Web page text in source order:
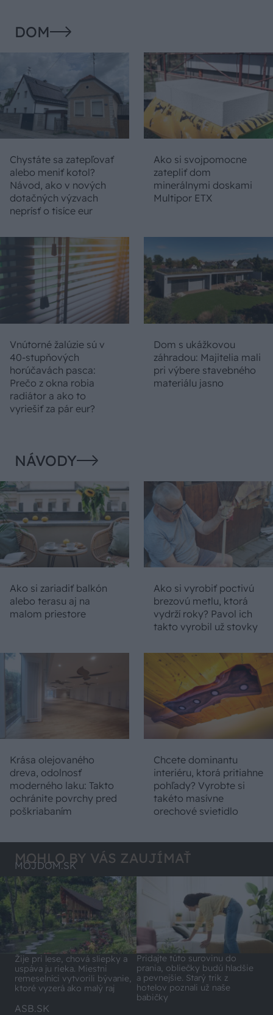
DOM
Chystáte sa zatepľovať
alebo meniť kotol?
Návod, ako v nových
dotačných výzvach
neprísť o tisíce eur
Ako si svojpomocne
zatepliť dom
minerálnymi doskami
Multipor ETX
Vnútorné žalúzie sú v
40-stupňových
horúčavách pasca:
Prečo z okna robia
radiátor a ako to
vyriešiť za pár eur?
Dom s ukážkovou
záhradou: Majitelia mali
pri výbere stavebného
materiálu jasno
NÁVODY
Ako si zariadiť balkón
alebo terasu aj na
malom priestore
Ako si vyrobiť poctivú
brezovú metlu, ktorá
vydrží roky? Pavol ich
takto vyrobil už stovky
Krása olejovaného
dreva, odolnosť
moderného laku: Takto
ochránite povrchy pred
poškriabaním
Chcete dominantu
interiéru, ktorá pritiahne
pohľady? Vyrobte si
takéto masívne
orechové svietidlo
MOHLO BY VÁS ZAUJÍMAŤ
MÔJDOM.SK
Žije pri lese, chová sliepky a
uspáva ju rieka. Miestni
remeselníci vytvorili bývanie,
ktoré vyzerá ako malý raj
Pridajte túto surovinu do
prania, obliečky budú hladšie
a pevnejšie. Starý trik z
hotelov poznali už naše
babičky
ASB.SK